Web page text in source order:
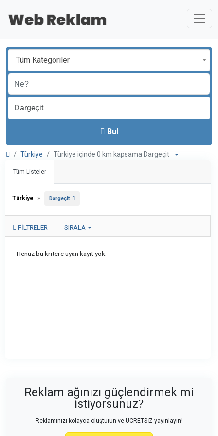
Tüm Kategoriler
Bul
Türkiye Türkiye içinde 0 km kapsama Dargeçit
Tüm Listeler
Türkiye » Dargeçit
FILTRELER SIRALA
Henüz bu kritere uyan kayıt yok.
Reklam ağınızı güçlendirmek mi
istiyorsunuz?
Reklamınızı kolayca oluşturun ve ÜCRETSİZ yayınlayın!